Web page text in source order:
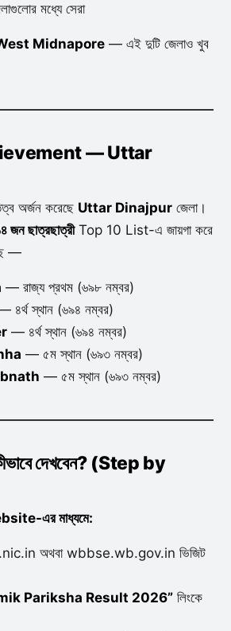
মধ্যে সেরা
Midnapore— এই দুটি জেলাও খুব
— Uttar
অর্জন করেছে Uttar Dinajpurজেলা।
জন ছাত্রছাত্রীTop 10 List-এ জায়গা করে
—
— রাজ্য প্রথম (৬৯৮ নম্বর)
৪র্থ স্থান (৬৯৪ নম্বর)
— ৪র্থ স্থান (৬৯৪ নম্বর)
— ৫ম স্থান (৬৯৩ নম্বর)
— ৫ম স্থান (৬৯৩ নম্বর)
দেখবেন? (Step by
এর মাধ্যমে:
অথবা wbbse.wb.gov.in ভিজিট
Pariksha Result 2026”লিংকে